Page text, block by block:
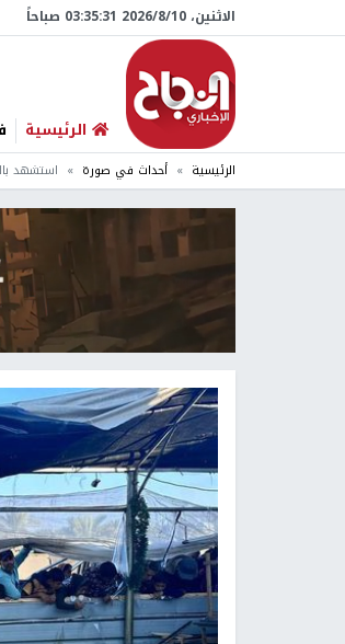
الاثنين، 10/‏8/‏2026 03:35:32 صباحاً
الرئيسية
الرئيسية أحداث في صورة استشهد بالمجزرة 11 شهيدا بينهم أطفال.. آثار قصف